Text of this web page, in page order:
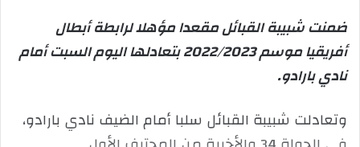
ي
د
ك
ضمنت شبيبة القبائل مقعدا مؤهلا لرابطة أبطال
أفريقيا موسم 2022/2023 بتعادلها اليوم السبت أمام
نادي بارادو.
وتعادلت شبيبة القبائل سلبا أمام الضيف نادي بارادو،